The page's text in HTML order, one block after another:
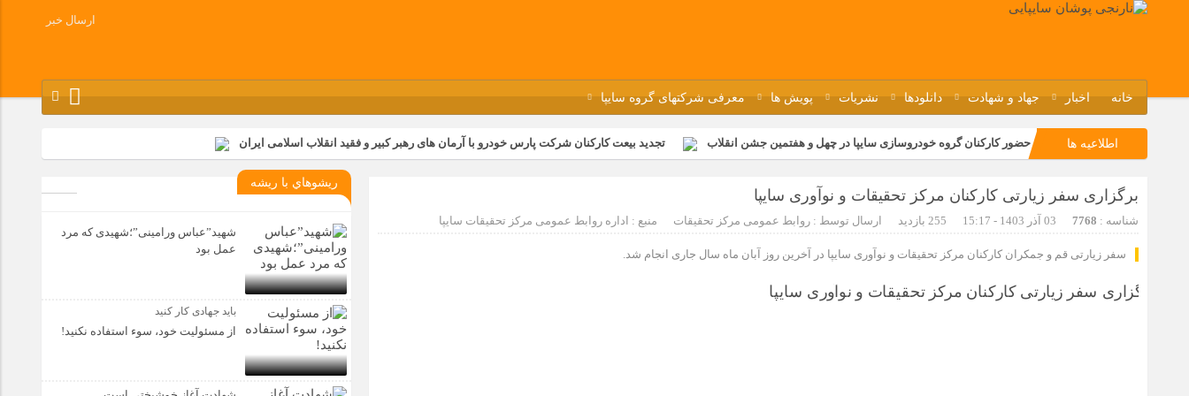
ارسال خبر
خانه اخبار جهاد و شهادت دانلودها نشریات پویش ها معرفی شرکتهای گروه سایپا
اطلاعیه ها حضور کارکنان گروه خودروسازی سایپا در چهل و هفتمین جشن انقلاب تجدید بیعت کارکنان شرکت پارس خودرو با آرمان های رهبر کبیر و فقید انقلاب اسلامی ایران
مراسم عزاداری و ذکرمصیبت سالروز شهادت امام محمدتقی(ع) در شرکت زامیاد
تجربه‌ای میدانی از صنعت برای دانش‌آموزان فنی‌وحرفه‌ای؛ بازدید دانش‌آموزان از خطوط تولید مگاموتور مراسم بزرگداشت سالروز آزادسازی خرمشهر در شرکت پارس خودرو برگزار شد
مراسم گرامیداشت سالروز آزادسازی خرمشهر در نمازخانه فاطمیه مگاموتور تیم شهدای مگاموتور در بزرگترین مسابقات گل کوچک جهان شرکت کرد
برگزاری سفر زیارتی کارکنان مرکز تحقیقات و نوآوری سایپا
شناسه : 7768 03 آذر 1403 - 15:17 ارسال توسط : روابط عمومی مرکز تحقیقات منبع : اداره روابط عمومی مرکز تحقیقات سایپا
سفر زیارتی قم و جمکران کارکنان مرکز تحقیقات و نوآوری سایپا در آخرین روز آبان ماه سال جاری انجام شد.
ريشوهاي با ريشه
شهید”عباس ورامینی”؛شهیدی که مرد
عمل بود
باید جهادی کار کنید
از مسئولیت خود، سوء استفاده نکنید!